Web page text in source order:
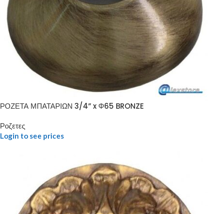
ΡΟΖΕΤΑ ΜΠΑΤΑΡΙΩΝ 3/4” x Φ65 BRONZE
Ροζετες
Login to see prices